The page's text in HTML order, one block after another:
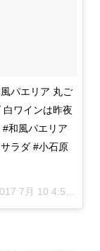
パエリア 丸ご
白ワインは昨夜
和風パエリア
ラダ #小石原
7月 10 4:50午前 PDT